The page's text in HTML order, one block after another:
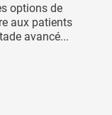
options de
aux patients
avancé...